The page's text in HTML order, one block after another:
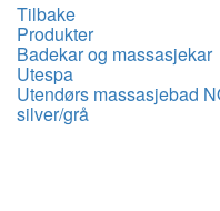
Tilbake
Produkter
Badekar og massasjekar
Utespa
Utendørs massasjebad
silver/grå